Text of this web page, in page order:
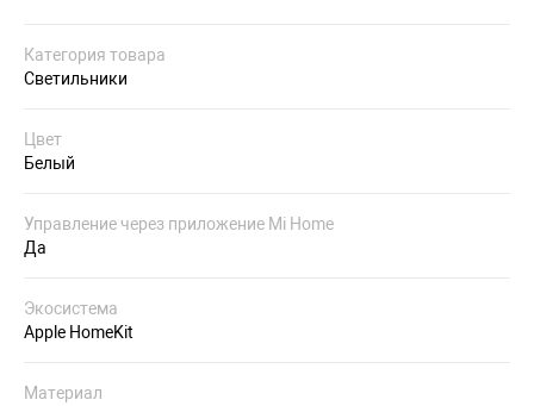
Категория товара
Светильники
Цвет
Белый
Управление через приложение Mi Home
Да
Экосистема
Apple HomeKit
Материал